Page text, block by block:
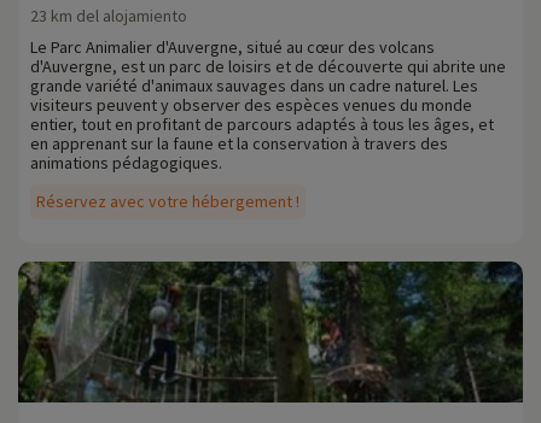
Réservez avec votre hébergement !
23 km del alojamiento
Le Parc Animalier d'Auvergne, situé au cœur des volcans
d'Auvergne, est un parc de loisirs et de découverte qui abrite une
grande variété d'animaux sauvages dans un cadre naturel. Les
visiteurs peuvent y observer des espèces venues du monde
entier, tout en profitant de parcours adaptés à tous les âges, et
en apprenant sur la faune et la conservation à travers des
animations pédagogiques.